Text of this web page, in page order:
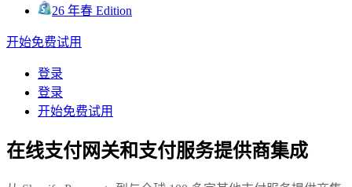
26 年春 Edition
开始免费试用
登录
登录
开始免费试用
在线支付网关和支付服务提供商集成